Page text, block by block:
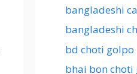
bangladeshi
bangladeshi
bd choti golpo
bhai bon choti